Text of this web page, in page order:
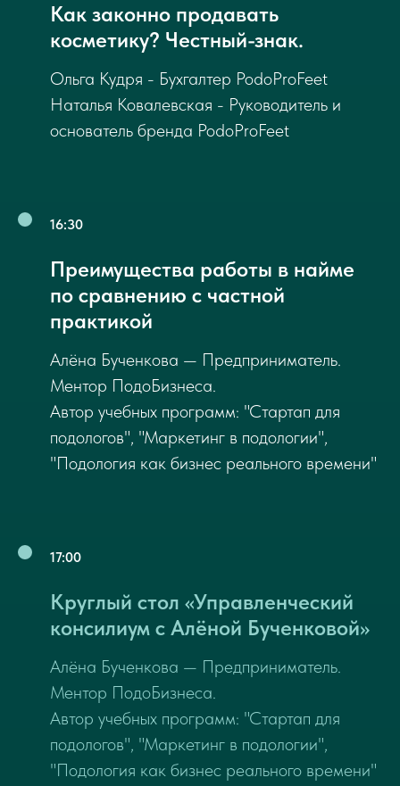
Как законно продавать
косметику? Честный-знак.
Ольга Кудря - Бухгалтер PodoProFeet
Наталья Ковалевская - Руководитель и
основатель бренда PodoProFeet
16:30
Преимущества работы в найме
по сравнению с частной
практикой
Алёна Бученкова — Предприниматель.
Ментор ПодоБизнеса.
Автор учебных программ: "Стартап для
подологов", "Маркетинг в подологии",
"Подология как бизнес реального времени"
17:00
Круглый стол «Управленческий
консилиум с Алёной Бученковой»
Алёна Бученкова — Предприниматель.
Ментор ПодоБизнеса.
Автор учебных программ: "Стартап для
подологов", "Маркетинг в подологии",
"Подология как бизнес реального времени"
участников
ВСТУПИТЬ В КАНАЛ